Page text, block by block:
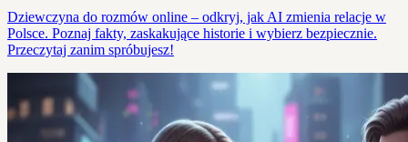
Dziewczyna do rozmów online – odkryj, jak AI zmienia relacje w
Polsce. Poznaj fakty, zaskakujące historie i wybierz bezpiecznie.
Przeczytaj zanim spróbujesz!